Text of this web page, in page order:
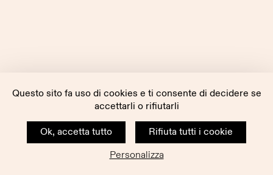
Questo sito fa uso di cookies e ti consente di decidere se
accettarli o rifiutarli
Ok, accetta tutto
Rifiuta tutti i cookie
Personalizza